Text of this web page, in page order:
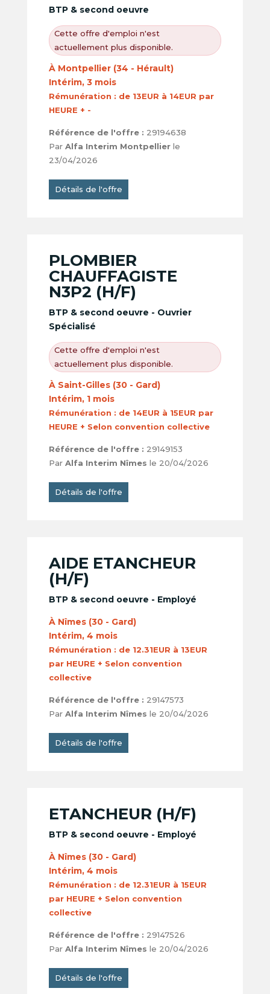
BTP & second oeuvre
Cette offre d'emploi n'est
actuellement plus disponible.
À Montpellier (34 - Hérault)
Intérim, 3 mois
Rémunération : de 13EUR à 14EUR par
HEURE + -
Référence de l'offre : 29194638
Par Alfa Interim Montpellierle
23/04/2026
Détails de l'offre
PLOMBIER
CHAUFFAGISTE
N3P2 (H/F)
BTP & second oeuvre - Ouvrier
Spécialisé
Cette offre d'emploi n'est
actuellement plus disponible.
À Saint-Gilles (30 - Gard)
Intérim, 1 mois
Rémunération : de 14EUR à 15EUR par
HEURE + Selon convention collective
Référence de l'offre : 29149153
Par Alfa Interim Nîmes le 20/04/2026
Détails de l'offre
AIDE ETANCHEUR
(H/F)
BTP & second oeuvre - Employé
À Nîmes (30 - Gard)
Intérim, 4 mois
Rémunération : de 12.31EUR à 13EUR
par HEURE + Selon convention
collective
Référence de l'offre : 29147573
Par Alfa Interim Nîmes le 20/04/2026
Détails de l'offre
ETANCHEUR (H/F)
BTP & second oeuvre - Employé
À Nîmes (30 - Gard)
Intérim, 4 mois
Rémunération : de 12.31EUR à 15EUR
par HEURE + Selon convention
collective
Référence de l'offre : 29147526
Par Alfa Interim Nîmes le 20/04/2026
Détails de l'offre